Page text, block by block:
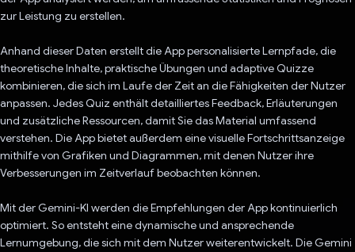
zur Leistung zu erstellen.
Anhand dieser Daten erstellt die App personalisierte Lernpfade, die
theoretische Inhalte, praktische Übungen und adaptive Quizze
kombinieren, die sich im Laufe der Zeit an die Fähigkeiten der Nutzer
anpassen. Jedes Quiz enthält detailliertes Feedback, Erläuterungen
und zusätzliche Ressourcen, damit Sie das Material umfassend
verstehen. Die App bietet außerdem eine visuelle Fortschrittsanzeige
mithilfe von Grafiken und Diagrammen, mit denen Nutzer ihre
Verbesserungen im Zeitverlauf beobachten können.
Mit der Gemini-KI werden die Empfehlungen der App kontinuierlich
optimiert. So entsteht eine dynamische und ansprechende
Lernumgebung, die sich mit dem Nutzer weiterentwickelt. Die Gemini